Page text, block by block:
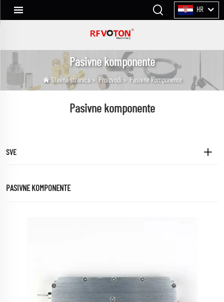
HR
Pasivne komponente
Glavna stranica> Proizvodi> Pasivne komponente
Pasivne komponente
SVE
PASIVNE KOMPONENTE